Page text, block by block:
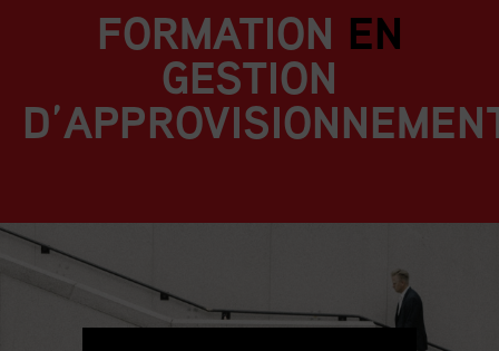
FORMATION EN
GESTION